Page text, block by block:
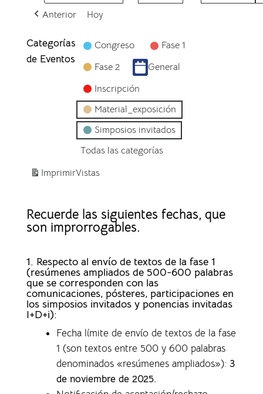
Anterior Hoy
Categorías
de Eventos
Congreso
Fase 1
Fase 2
General
Inscripción
Material_exposición
Simposios invitados
Todas las categorías
ImprimirVistas
Recuerde las siguientes fechas, que
son improrrogables.
1. Respecto al envío de textos de la fase 1
(resúmenes ampliados de 500-600 palabras
que se corresponden con las
comunicaciones, pósteres, participaciones en
los simposios invitados y ponencias invitadas
I+D+i):
Fecha límite de envío de textos de la fase
1 (son textos entre 500 y 600 palabras
denominados «resúmenes ampliados»): 3
de noviembre de 2025.